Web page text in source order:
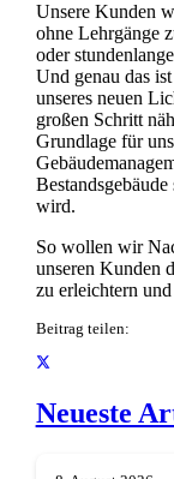
Unsere Kunden
ohne Lehrgänge
oder
Und genau das
unseres neuen
großen Schritt
Grundlage für
wird.
So wollen wir
unseren Kunden
zu erleichtern
Beitrag teilen:
Neueste